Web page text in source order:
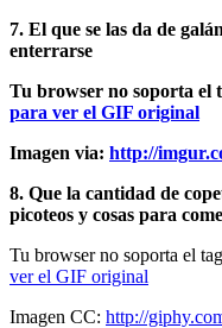
7. El que se las da de
enterrarse
Tu browser no soporta el
para ver el GIF original
Imagen via: http://
8. Que la cantidad de
picoteos y cosas para
Tu browser no soporta el
ver el GIF original
Imagen CC: http://